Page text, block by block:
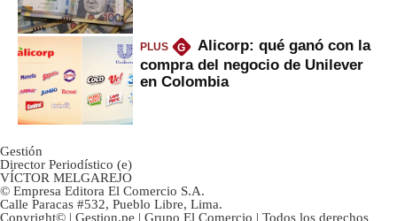
PLUS G
Alicorp: qué ganó con la
compra del negocio de Unilever
en Colombia
Gestión
Director Periodístico (e)
VÍCTOR MELGAREJO
© Empresa Editora El Comercio S.A.
Calle Paracas #532, Pueblo Libre, Lima.
Copyright© | Gestion.pe | Grupo El Comercio | Todos los derechos